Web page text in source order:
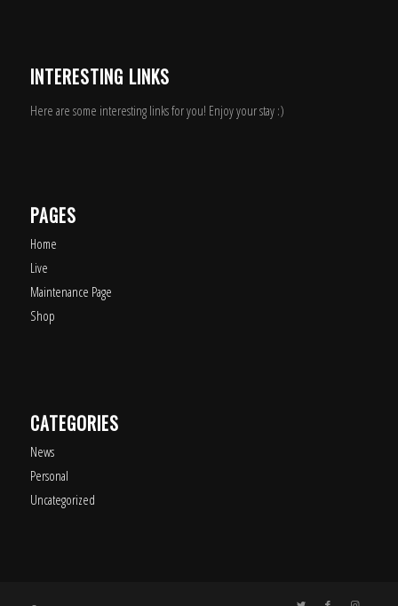
INTERESTING LINKS
Here are some interesting links for you! Enjoy your stay :)
PAGES
Home
Live
Maintenance Page
Shop
CATEGORIES
News
Personal
Uncategorized